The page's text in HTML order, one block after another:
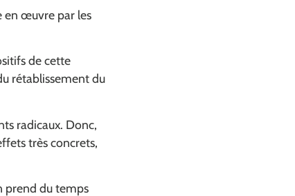
en œuvre par les
de cette
rétablissement du
radicaux. Donc,
très concrets,
prend du temps